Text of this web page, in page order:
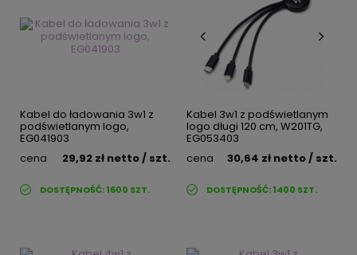
Kabel do ładowania 3w1 z
podświetlanym logo,
EG041903
cena
29,92 zł netto/ szt.
DOSTĘPNOŚĆ:1600 SZT.
Kabel 3w1 z podświetlanym
logo długi 120 cm, W201TG,
EG053403
cena
30,64 zł netto/ szt.
DOSTĘPNOŚĆ:1400 SZT.